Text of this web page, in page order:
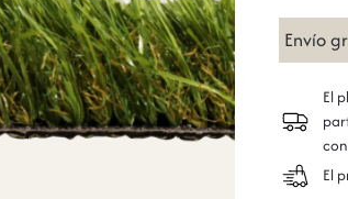
Envío
El
El